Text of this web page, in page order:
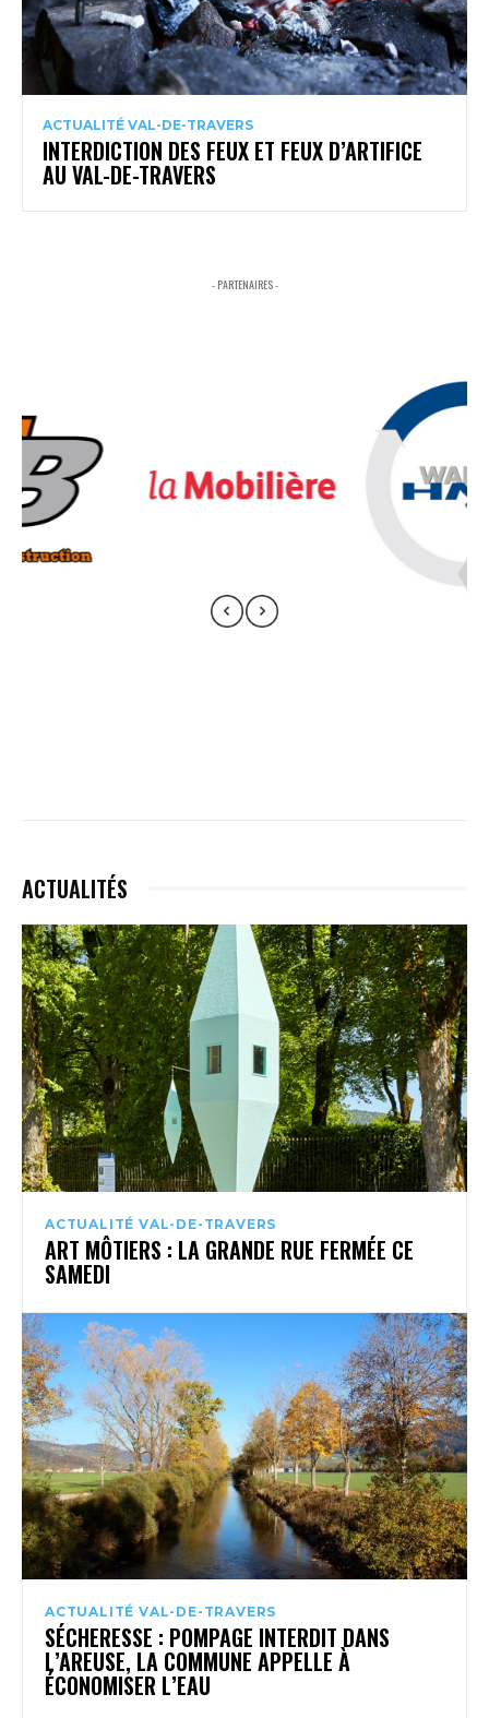
ACTUALITÉ VAL-DE-TRAVERS
INTERDICTION DES FEUX ET FEUX D’ARTIFICE
AU VAL-DE-TRAVERS
- PARTENAIRES -
ACTUALITÉS
ACTUALITÉ VAL-DE-TRAVERS
ART MÔTIERS : LA GRANDE RUE FERMÉE CE
SAMEDI
ACTUALITÉ VAL-DE-TRAVERS
SÉCHERESSE : POMPAGE INTERDIT DANS
L’AREUSE, LA COMMUNE APPELLE À
ÉCONOMISER L’EAU